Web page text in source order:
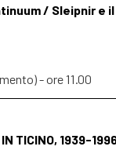
/ Sleipnir e il
- ore 11.00
TICINO, 1939-